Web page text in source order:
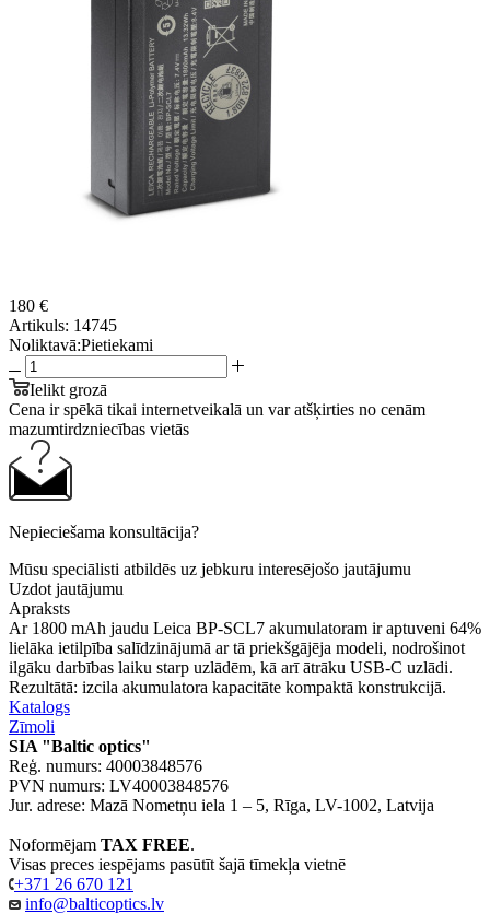
180 €
Artikuls: 14745
Noliktavā:Pietiekami
Ielikt grozā
Cena ir spēkā tikai internetveikalā un var atšķirties no cenām
mazumtirdzniecības vietās
Nepieciešama konsultācija?
Mūsu speciālisti atbildēs uz jebkuru interesējošo jautājumu
Uzdot jautājumu
Apraksts
Ar 1800 mAh jaudu Leica BP-SCL7 akumulatoram ir aptuveni 64%
lielāka ietilpība salīdzinājumā ar tā priekšgājēja modeli, nodrošinot
ilgāku darbības laiku starp uzlādēm, kā arī ātrāku USB-C uzlādi.
Rezultātā: izcila akumulatora kapacitāte kompaktā konstrukcijā.
Katalogs
Zīmoli
SIA "Baltic optics"
Reģ. numurs: 40003848576
PVN numurs: LV40003848576
Jur. adrese: Mazā Nometņu iela 1 – 5, Rīga, LV-1002, Latvija
Noformējam TAX FREE.
Visas preces iespējams pasūtīt šajā tīmekļa vietnē
+371 26 670 121
info@balticoptics.lv